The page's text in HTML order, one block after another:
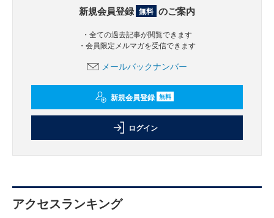
新規会員登録 無料 のご案内
・全ての過去記事が閲覧できます
・会員限定メルマガを受信できます
メールバックナンバー
新規会員登録 無料
ログイン
アクセスランキング